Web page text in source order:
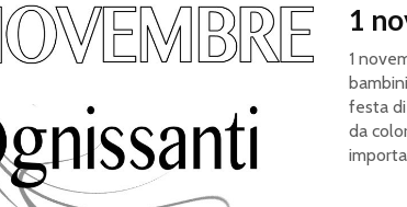
1
1
festa
da